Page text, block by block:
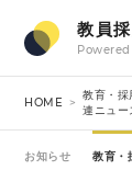
教員
HOME
教育・採
連ニュー
お知らせ 教育・